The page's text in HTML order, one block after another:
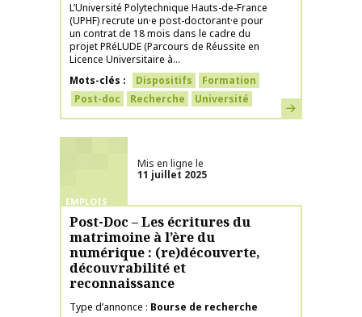
L’Université Polytechnique Hauts-de-France
(UPHF) recrute un·e post-doctorant·e pour
un contrat de 18 mois dans le cadre du
projet PRéLUDE (Parcours de Réussite en
Licence Universitaire à...
Mots-clés
Dispositifs
Formation
Post-doc
Recherche Université En savoir plus
EMPLOIS
Mis en ligne le
11 juillet 2025
Post-Doc – Les écritures du
matrimoine à l’ère du
numérique : (re)découverte,
découvrabilité et
reconnaissance
Type d’annonce
Bourse de recherche